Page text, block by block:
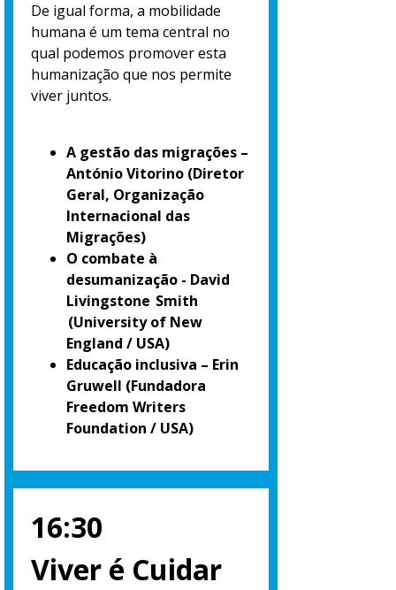
De igual forma, a mobilidade
humana é um tema central no
qual podemos promover esta
humanização que nos permite
viver juntos.
A gestão das migrações –
António Vitorino (Diretor
Geral, Organização
Internacional das
Migrações)
O combate à
desumanização - David
Livingstone Smith
(University of New
England / USA)
Educação inclusiva – Erin
Gruwell (Fundadora
Freedom Writers
Foundation / USA)
16:30
Viver é Cuidar